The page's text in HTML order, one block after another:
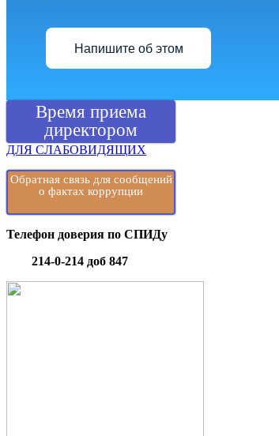
Напишите об этом
Время приема
директором
ДЛЯ СЛАБОВИДЯЩИХ
Обратная связь для сообщений
о фактах коррупции
Телефон доверия по СПИДу
214-0-214 доб 847